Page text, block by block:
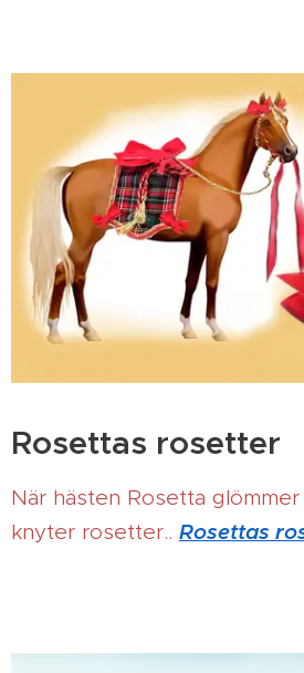
Rosettas rosetter
När hästen Rosetta
knyter rosetter.. Rosettas